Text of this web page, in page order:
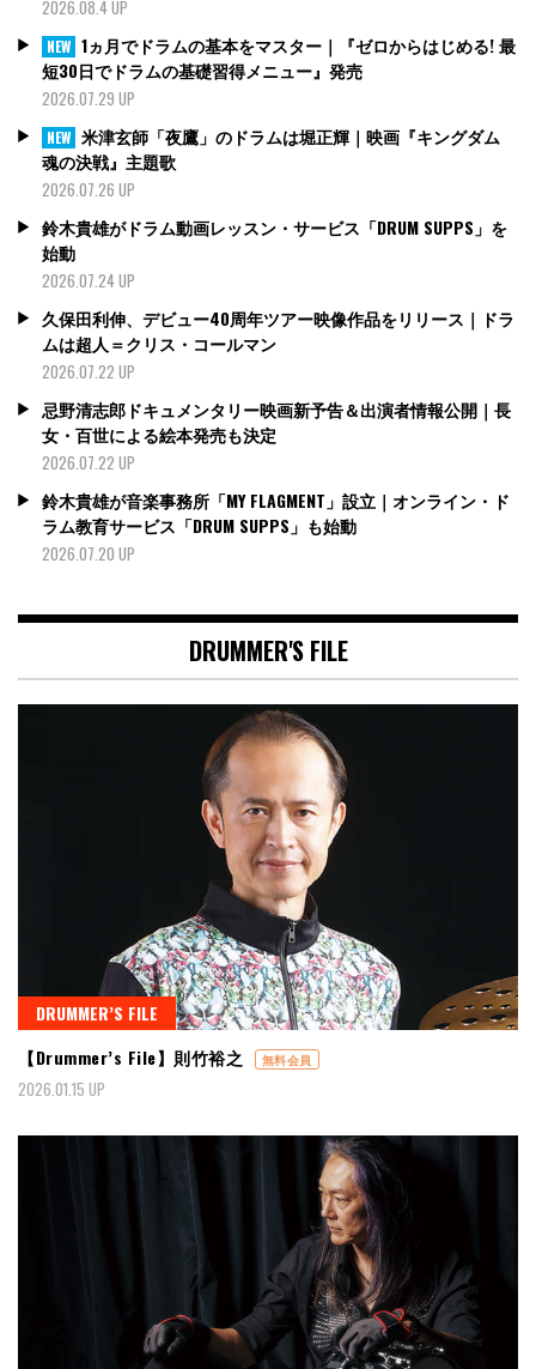
2026.08.4 UP
NEW 1ヵ月でドラムの基本をマスター｜『ゼロからはじめる! 最
短30日でドラムの基礎習得メニュー』発売
2026.07.29 UP
NEW 米津玄師「夜鷹」のドラムは堀正輝｜映画『キングダム
魂の決戦』主題歌
2026.07.26 UP
鈴木貴雄がドラム動画レッスン・サービス「DRUM SUPPS」を
始動
2026.07.24 UP
久保田利伸、デビュー40周年ツアー映像作品をリリース｜ドラ
ムは超人＝クリス・コールマン
2026.07.22 UP
忌野清志郎ドキュメンタリー映画新予告＆出演者情報公開｜長
女・百世による絵本発売も決定
2026.07.22 UP
鈴木貴雄が音楽事務所「MY FLAGMENT」設立｜オンライン・ド
ラム教育サービス「DRUM SUPPS」も始動
2026.07.20 UP
DRUMMER'S FILE
DRUMMER’S FILE
【Drummer’s File】則竹裕之
無料会員
2026.01.15 UP